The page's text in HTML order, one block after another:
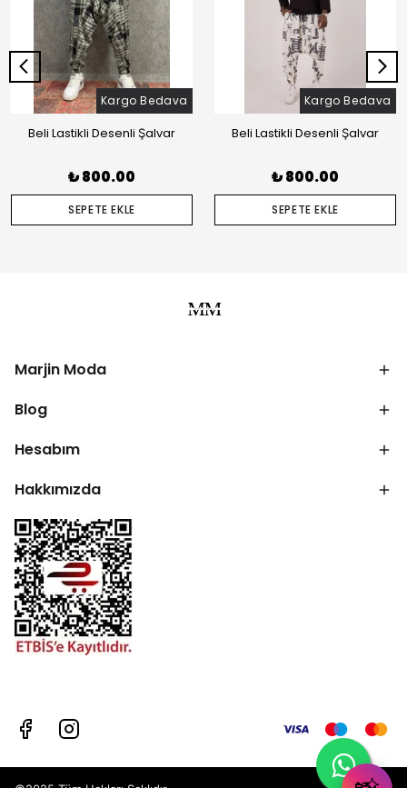
Kargo Bedava
Beli Lastikli Desenli Şalvar
₺ 800.00
SEPETE EKLE
Kargo Bedava
Beli Lastikli Desenli Şalvar
₺ 800.00
SEPETE EKLE
Marjin Moda
Blog
Hesabım
Hakkımızda